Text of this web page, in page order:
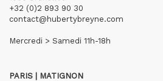
+32 (0)2 893 90 30
contact@hubertybreyne.com
Mercredi > Samedi 11h-18h
PARIS | MATIGNON